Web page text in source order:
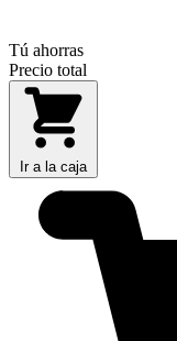
Tú ahorras
Precio total
Ir a la caja